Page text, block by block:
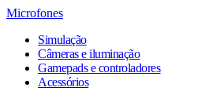
Microfones
Simulação
Câmeras e iluminação
Gamepads e controladores
Acessórios